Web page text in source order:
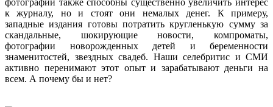
фотографии также способны существенно увеличить интерес
к журналу, но и стоят они немалых денег. К примеру,
западные издания готовы потратить кругленькую сумму за
скандальные, шокирующие новости, компроматы,
фотографии новорожденных детей и беременности
знаменитостей, звездных свадеб. Наши селебритис и СМИ
активно перенимают этот опыт и зарабатывают деньги на
всем. А почему бы и нет?